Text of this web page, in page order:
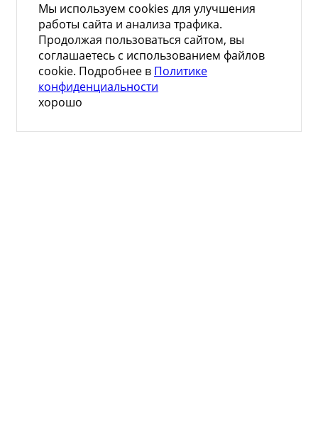
Мы используем cookies для улучшения
работы сайта и анализа трафика.
Продолжая пользоваться сайтом, вы
соглашаетесь с использованием файлов
cookie. Подробнее в Политике
конфиденциальности
хорошо